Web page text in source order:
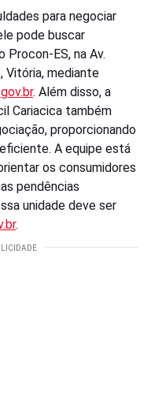
para negociar
pode buscar
ES, na Av.
Vitória, mediante
. Além disso, a
Cariacica também
proporcionando
A equipe está
os consumidores
pendências
unidade deve ser
.